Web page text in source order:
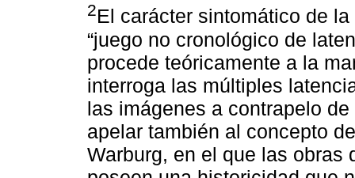
2El carácter sintomático de
“juego no cronológico de
procede teóricamente a la
interroga las múltiples
las imágenes a contrapelo
apelar también al concepto
Warburg, en el que las obras